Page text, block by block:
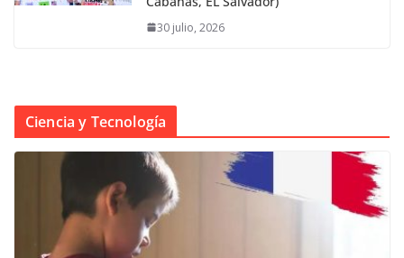
30 julio, 2026
Ciencia y Tecnología